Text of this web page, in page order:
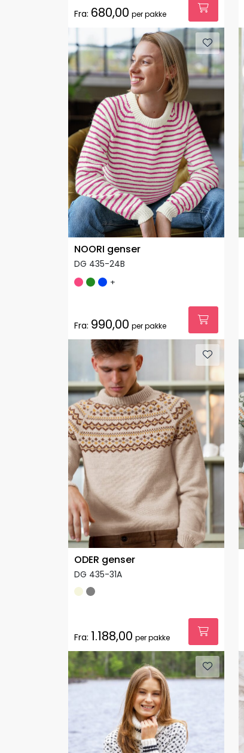
Fra: 680,00 per pakke
NOORI genser
DG 435-24B
+
Fra: 990,00 per pakke
ODER genser
DG 435-31A
Fra: 1.188,00 per pakke